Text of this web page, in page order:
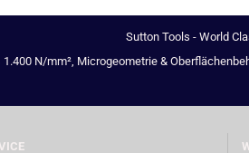
Sutton Tools - World
N/mm², Microgeometrie &